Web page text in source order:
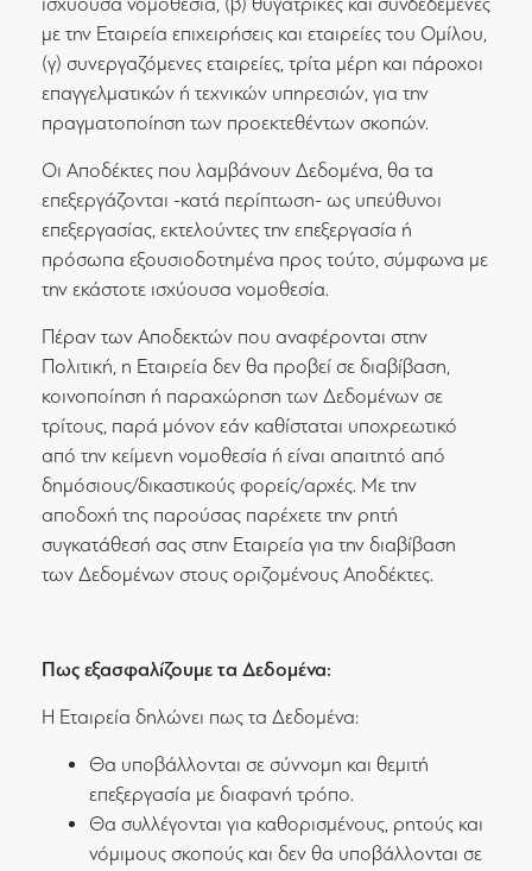
με την Εταιρεία επιχειρήσεις και εταιρείες του Ομίλου,
(γ) συνεργαζόμενες εταιρείες, τρίτα μέρη και πάροχοι
επαγγελματικών ή τεχνικών υπηρεσιών, για την
πραγματοποίηση των προεκτεθέντων σκοπών.
Οι Αποδέκτες που λαμβάνουν Δεδομένα, θα τα
επεξεργάζονται -κατά περίπτωση- ως υπεύθυνοι
επεξεργασίας, εκτελούντες την επεξεργασία ή
πρόσωπα εξουσιοδοτημένα προς τούτο, σύμφωνα με
την εκάστοτε ισχύουσα νομοθεσία.
Πέραν των Αποδεκτών που αναφέρονται στην
Πολιτική, η Εταιρεία δεν θα προβεί σε διαβίβαση,
κοινοποίηση ή παραχώρηση των Δεδομένων σε
τρίτους, παρά μόνον εάν καθίσταται υποχρεωτικό
από την κείμενη νομοθεσία ή είναι απαιτητό από
δημόσιους/δικαστικούς φορείς/αρχές. Με την
αποδοχή της παρούσας παρέχετε την ρητή
συγκατάθεσή σας στην Εταιρεία για την διαβίβαση
των Δεδομένων στους οριζομένους Αποδέκτες.
Πως εξασφαλίζουμε τα Δεδομένα:
Η Εταιρεία δηλώνει πως τα Δεδομένα:
Θα υποβάλλονται σε σύννομη και θεμιτή
επεξεργασία με διαφανή τρόπο.
Θα συλλέγονται για καθορισμένους, ρητούς και
νόμιμους σκοπούς και δεν θα υποβάλλονται σε